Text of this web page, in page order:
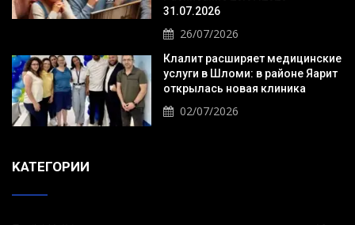
31.07.2026
26/07/2026
Клалит расширяет медицинские
услуги в Шломи: в районе Яарит
открылась новая клиника
02/07/2026
KАТЕГОРИИ